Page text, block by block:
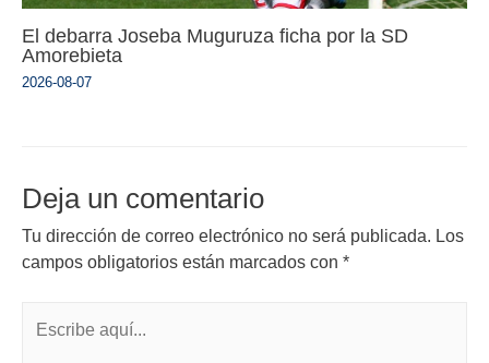
El debarra Joseba Muguruza ficha por la SD
Amorebieta
2026-08-07
Deja un comentario
Tu dirección de correo electrónico no será publicada. Los
campos obligatorios están marcados con *